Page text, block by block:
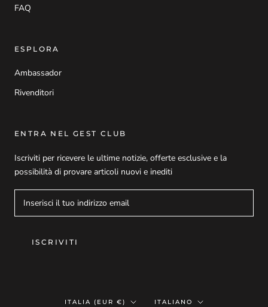
FAQ
ESPLORA
Ambassador
Rivenditori
ENTRA NEL GEST CLUB
Iscriviti per ricevere le ultime notizie, offerte esclusive e la
possibilità di provare articoli nuovi e inediti
ISCRIVITI
Paese/Area
ITALIA (EUR €) Lingua
ITALIANO